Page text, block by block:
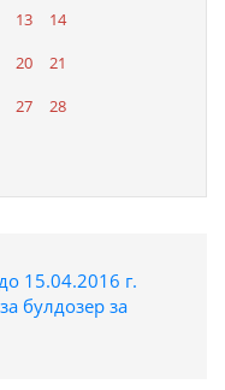
13
14
20
21
27
28
15.04.2016 г.
булдозер за